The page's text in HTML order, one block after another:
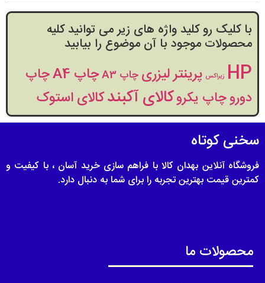
با کلیک رو کلید واژه های زیر می توانید کلیه
محصولات موجود با آن موضوع را بیابید
HP زیراکس پرینتر لیزری چاپ A3 چاپ A4
چاپ
دوروچاپ یکروکالای آکبندکالای استوک
سخنی کوتاه
فروشگاه آنلاین بهدان کالا با فراهم سازی خرید آسان ، با کیفیت و
کمترین قیمت بهترین تجربه را برای شما به دنبال دارد.
محصولات ما